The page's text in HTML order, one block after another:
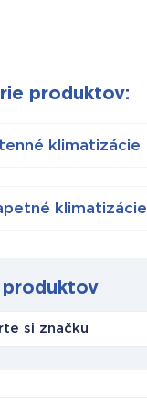
produktov:
klimatizácie
klimatizácie
produktov